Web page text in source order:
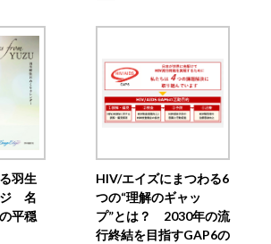
羽生
ジ 名
平穏
HIV/エイズにまつわる6
つの“理解のギャッ
プ”とは？ 2030年の流
行終結を目指すGAP6の